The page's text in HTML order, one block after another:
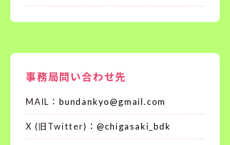
事務局問い合わせ先
MAIL： bundankyo@gmail.com
X (旧Twitter)： @chigasaki_bdk